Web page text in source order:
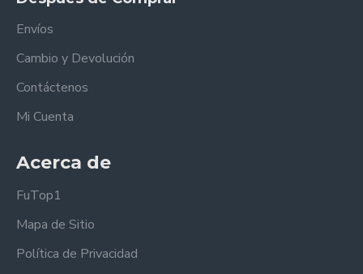
Envíos
Cambio y Devolución
Contáctenos
Mi Cuenta
Acerca de
FuTop1
Mapa de Sitio
Política de Privacidad